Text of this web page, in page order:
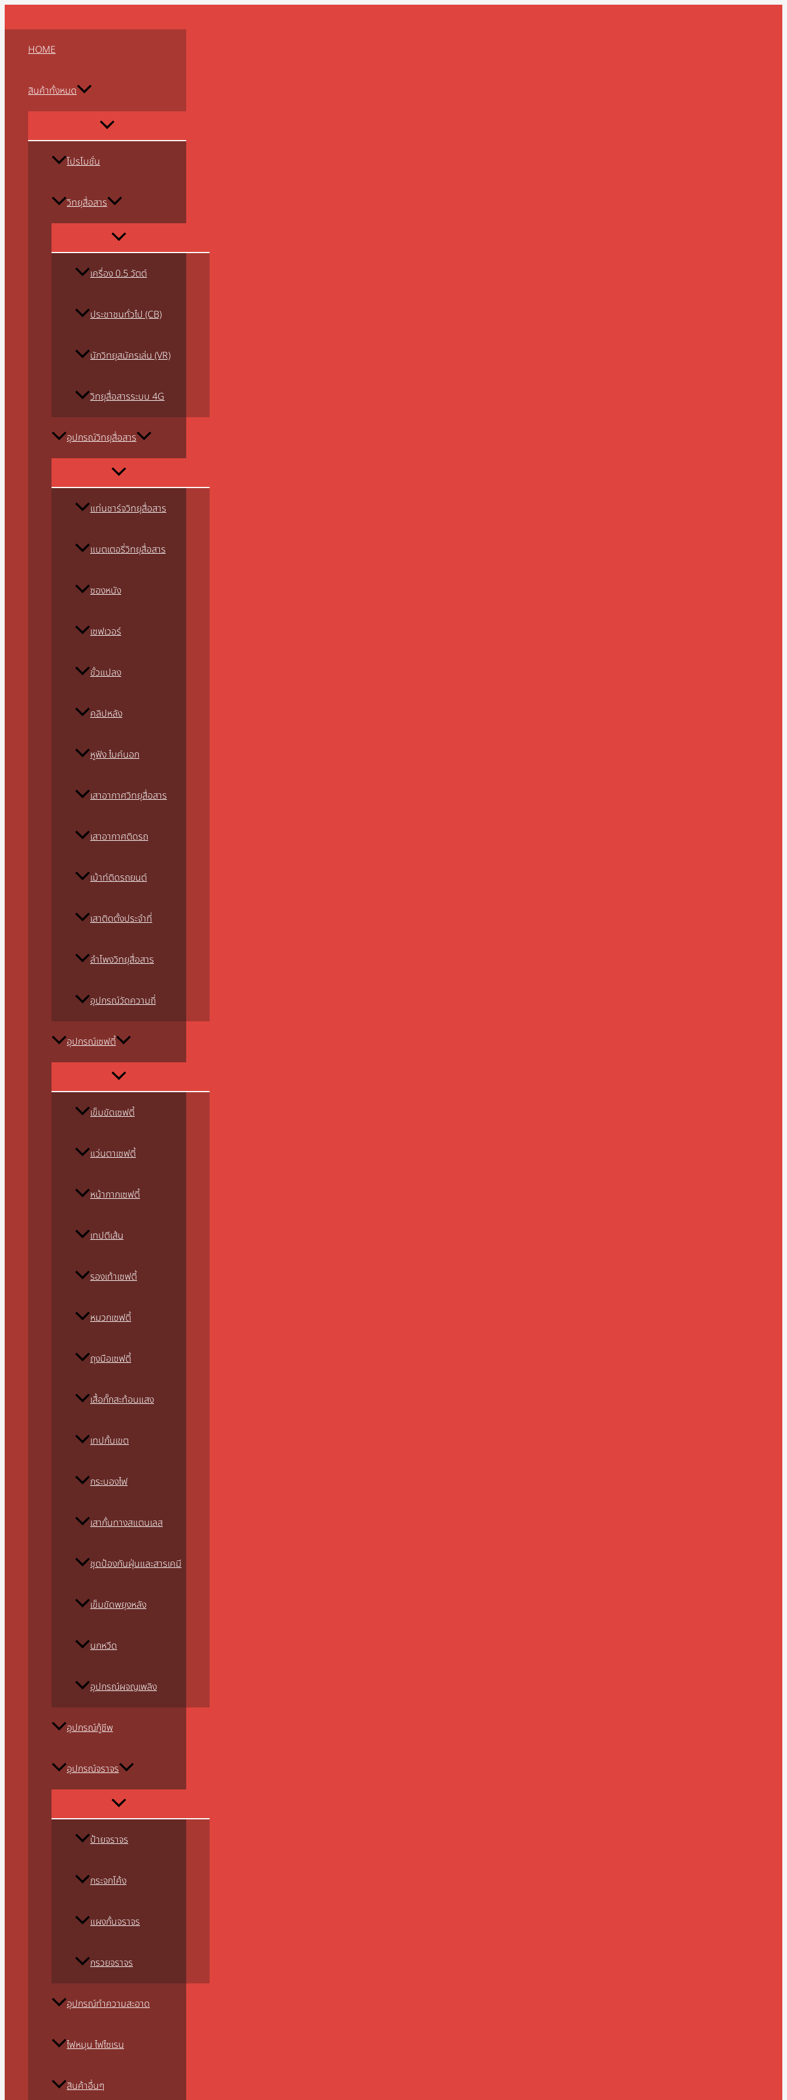
Skip
HOME
สินค้าทั้งหมด
MENU
โปรโมชั่น
วิทยุสื่อสาร
MENU
เครื่อง 0.5 วัตต์
ประชาชนทั่วไป (CB)
นักวิทยุสมัครเล่น (VR)
วิทยุสื่อสารระบบ 4G
อุปกรณ์วิทยุสื่อสาร
MENU
แท่นชาร์จวิทยุสื่อสาร
แบตเตอรี่วิทยุสื่อสาร
ซองหนัง
เซฟเวอร์
ขั้วแปลง
คลิปหลัง
หูฟัง ไมค์นอก
เสาอากาศวิทยุสื่อสาร
เสาอากาศติดรถ
เม้าท์ติดรถยนต์
เสาติดตั้งประจำที่
ลำโพงวิทยุสื่อสาร
อุปกรณ์วัดความถี่
อุปกรณ์เซฟตี้
MENU
เข็มขัดเซฟตี้
แว่นตาเซฟตี้
หน้ากากเซฟตี้
เทปตีเส้น
รองเท้าเซฟตี้
หมวกเซฟตี้
ถุงมือเซฟตี้
เสื้อกั๊กสะท้อนแสง
เทปกั้นเขต
กระบองไฟ
เสากั้นทางสแตนเลส
ชุดป้องกันฝุ่นและสารเคมี
เข็มขัดพยุงหลัง
นกหวีด
อุปกรณ์ผจญเพลิง
อุปกรณ์กู้ชีพ
อุปกรณ์จราจร
MENU
ป้ายจราจร
กระจกโค้ง
แผงกั้นจราจร
กรวยจราจร
อุปกรณ์ทำความสะอาด
ไฟหมุน ไฟไซเรน
สินค้าอื่นๆ
MENU
MENU
MENU
MENU